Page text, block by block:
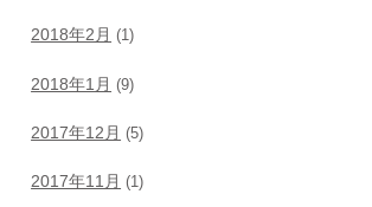
2018年2月 (1)
2018年1月 (9)
2017年12月 (5)
2017年11月 (1)